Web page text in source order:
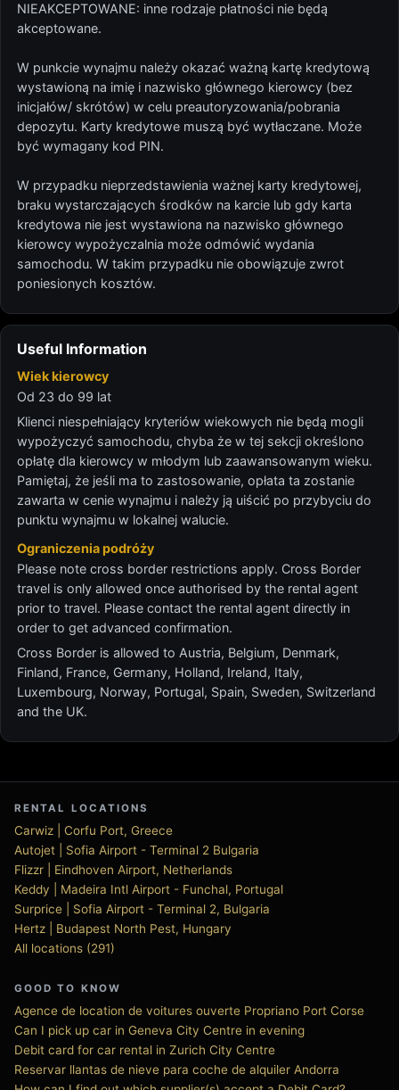
NIEAKCEPTOWANE: inne rodzaje płatności nie będą
akceptowane.
W punkcie wynajmu należy okazać ważną kartę kredytową
wystawioną na imię i nazwisko głównego kierowcy (bez
inicjałów/ skrótów) w celu preautoryzowania/pobrania
depozytu. Karty kredytowe muszą być wytłaczane. Może
być wymagany kod PIN.
W przypadku nieprzedstawienia ważnej karty kredytowej,
braku wystarczających środków na karcie lub gdy karta
kredytowa nie jest wystawiona na nazwisko głównego
kierowcy wypożyczalnia może odmówić wydania
samochodu. W takim przypadku nie obowiązuje zwrot
poniesionych kosztów.
Useful Information
Wiek kierowcy
Od 23 do 99 lat
Klienci niespełniający kryteriów wiekowych nie będą mogli
wypożyczyć samochodu, chyba że w tej sekcji określono
opłatę dla kierowcy w młodym lub zaawansowanym wieku.
Pamiętaj, że jeśli ma to zastosowanie, opłata ta zostanie
zawarta w cenie wynajmu i należy ją uiścić po przybyciu do
punktu wynajmu w lokalnej walucie.
Ograniczenia podróży
Please note cross border restrictions apply. Cross Border
travel is only allowed once authorised by the rental agent
prior to travel. Please contact the rental agent directly in
order to get advanced confirmation.
Cross Border is allowed to Austria, Belgium, Denmark,
Finland, France, Germany, Holland, Ireland, Italy,
Luxembourg, Norway, Portugal, Spain, Sweden, Switzerland
and the UK.
RENTAL LOCATIONS
Carwiz | Corfu Port, Greece
Autojet | Sofia Airport - Terminal 2 Bulgaria
Flizzr | Eindhoven Airport, Netherlands
Keddy | Madeira Intl Airport - Funchal, Portugal
Surprice | Sofia Airport - Terminal 2, Bulgaria
Hertz | Budapest North Pest, Hungary
All locations (291)
GOOD TO KNOW
Agence de location de voitures ouverte Propriano Port Corse
Can I pick up car in Geneva City Centre in evening
Debit card for car rental in Zurich City Centre
Reservar llantas de nieve para coche de alquiler Andorra